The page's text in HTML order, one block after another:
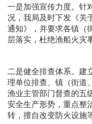
一是加强宣传力度。针
况，我局及时下发《关
通知》，并要求各镇（
层落实，杜绝渔船火灾
二是健全排查体系。建
理单位排查、镇（街道
渔业主管部门督查的五
安全生产形势，重点整
转，擅自改变防火设施